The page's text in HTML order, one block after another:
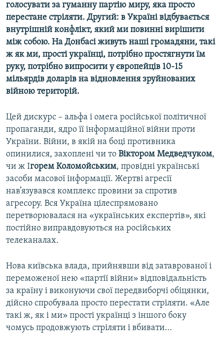
голосувати за гуманну партію миру, яка просто
перестане стріляти. Другий: в Україні відбувається
внутрішній конфлікт, який ми повинні вирішити
між собою. На Донбасі живуть наші громадяни, такі
ж як ми, прості українці, потрібно простягнути їм
руку, потрібно випросити у європейців 10-15
мільярдів доларів на відновлення зруйнованих
війною територій.
Цей дискурс – альфа і омега російської політичної
пропаганди, ядро її інформаційної війни проти
України. Війни, в якій на боці противника
опинилися, захоплені чи то Віктором Медведчуком,
чи ж Ігорем Коломойським, провідні українські
засоби масової інформації. Жертві агресії
нав’язувався комплекс провини за спротив
агресору. Вся Україна цілеспрямовано
перетворювалася на «українських експертів», які
постійно виправдовуються на російських
телеканалах.
Нова київська влада, прийнявши від затаврованої і
переможеної нею «партії війни» відповідальність
за країну і виконуючи свої передвиборчі обіцянки,
дійсно спробувала просто перестати стріляти. «Але
такі ж, як і ми» прості українці з іншого боку
чомусь продовжують стріляти і вбивати...